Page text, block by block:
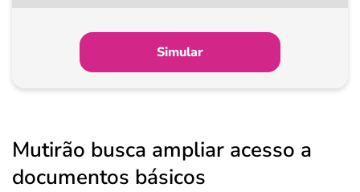
Simular
Mutirão busca ampliar acesso a
documentos básicos